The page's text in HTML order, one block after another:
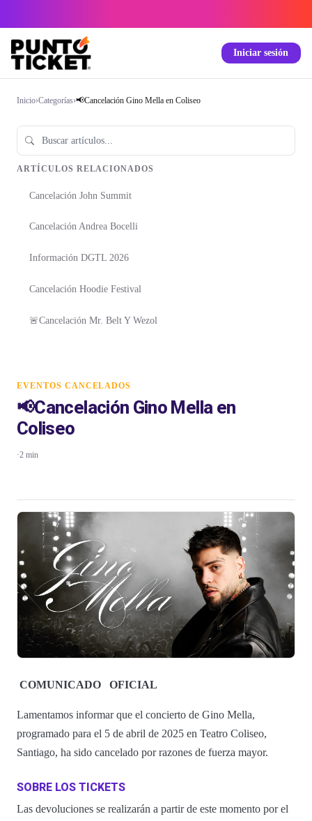
Iniciar sesión
Inicio›Categorías›📢Cancelación Gino Mella en Coliseo
ARTÍCULOS RELACIONADOS
Cancelación John Summit
Cancelación Andrea Bocelli
Información DGTL 2026
Cancelación Hoodie Festival
🚨Cancelación Mr. Belt Y Wezol
EVENTOS CANCELADOS
📢Cancelación Gino Mella en
Coliseo
·2 min
COMUNICADO OFICIAL
Lamentamos informar que el concierto de Gino Mella,
programado para el 5 de abril de 2025 en Teatro Coliseo,
Santiago, ha sido cancelado por razones de fuerza mayor.
SOBRE LOS TICKETS
Las devoluciones se realizarán a partir de este momento por el